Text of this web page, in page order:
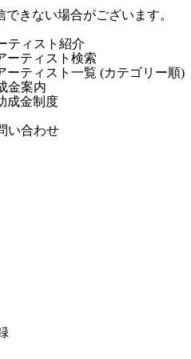
きない場合がございます。
ティスト紹介
ーティスト検索
ーティスト一覧 (カテゴリー順)
金案内
成金制度
い合わせ